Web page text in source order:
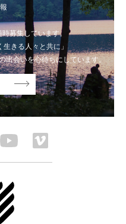
募集しています。
生きる人々と共に」
出会いを心待ちにしています。